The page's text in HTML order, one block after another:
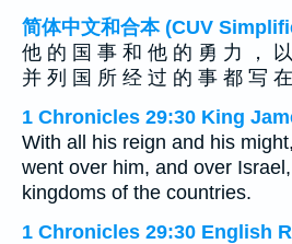
简体中文和合本 (CUV
他 的 国 事 和 他 的 勇 力 ，
并 列 国 所 经 过 的 事 都 写 在
1 Chronicles 29:30 King
With all his reign and his
went over him, and over
kingdoms of the countries.
1 Chronicles 29:30 English